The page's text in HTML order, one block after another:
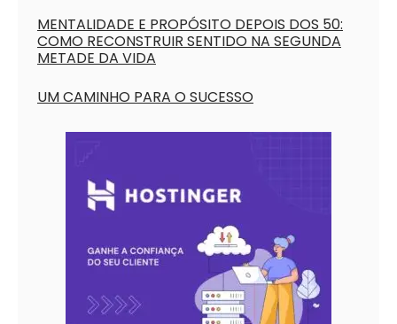
MENTALIDADE E PROPÓSITO DEPOIS DOS 50:
COMO RECONSTRUIR SENTIDO NA SEGUNDA
METADE DA VIDA
UM CAMINHO PARA O SUCESSO